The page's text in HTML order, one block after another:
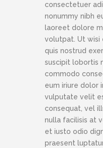
consectetuer
nonummy nibh
laoreet dolore
volutpat. Ut wisi
quis nostrud
suscipit lobortis
commodo
eum iriure dolor
vulputate velit
consequat, vel
nulla facilisis at
et iusto odio
praesent